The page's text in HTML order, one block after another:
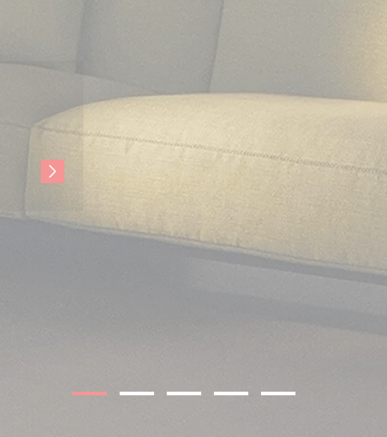
WILLIAM
Canapé composable
Design Damian Williamson